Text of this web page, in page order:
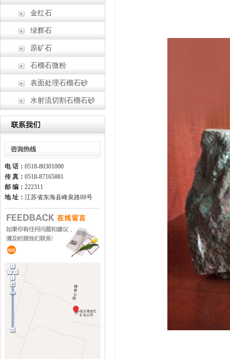
金红石
绿辉石
原矿石
石榴石微粉
表面处理石榴石砂
水射流切割石榴石砂
电 话： 0518-80301000
传 真： 0518-87165881
邮 编： 222311
地 址： 江苏省东海县峰泉路88号